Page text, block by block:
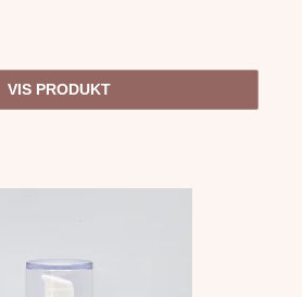
VIS PRODUKT